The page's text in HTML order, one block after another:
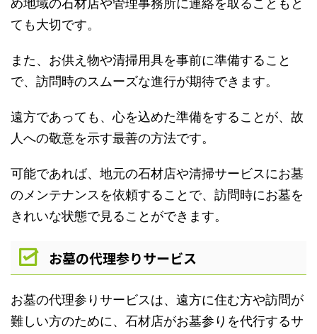
ても大切です。
また、お供え物や清掃用具を事前に準備すること
で、訪問時のスムーズな進行が期待できます。
遠方であっても、心を込めた準備をすることが、故
人への敬意を示す最善の方法です。
可能であれば、地元の石材店や清掃サービスにお墓
のメンテナンスを依頼することで、訪問時にお墓を
きれいな状態で見ることができます。
お墓の代理参りサービス
お墓の代理参りサービスは、遠方に住む方や訪問が
難しい方のために、石材店がお墓参りを代行するサ